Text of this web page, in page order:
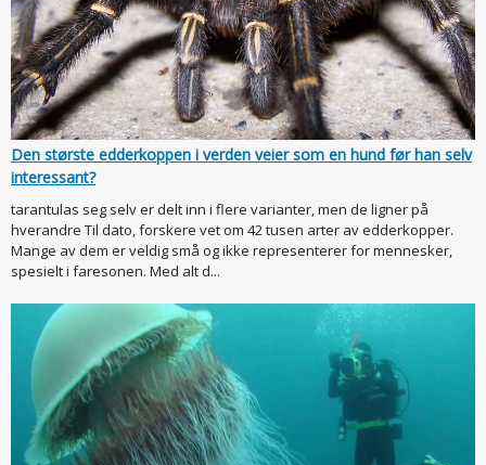
Den største edderkoppen i verden veier som en hund før han selv
interessant?
tarantulas seg selv er delt inn i flere varianter, men de ligner på
hverandre Til dato, forskere vet om 42 tusen arter av edderkopper.
Mange av dem er veldig små og ikke representerer for mennesker,
spesielt i faresonen. Med alt d...